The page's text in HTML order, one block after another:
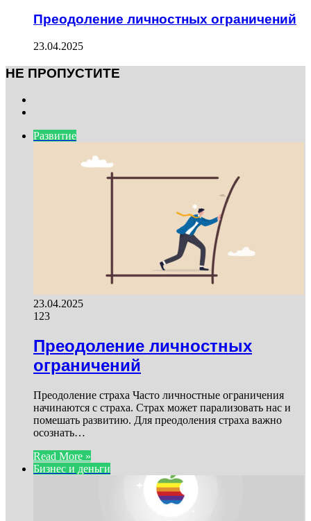
Преодоление личностных ограничений
23.04.2025
НЕ ПРОПУСТИТЕ
Развитие
23.04.2025
123
Преодоление личностных
ограничений
Преодоление страха Часто личностные ограничения
начинаются с страха. Страх может парализовать нас и
помешать развитию. Для преодоления страха важно
осознать…
Read More »
Бизнес и деньги